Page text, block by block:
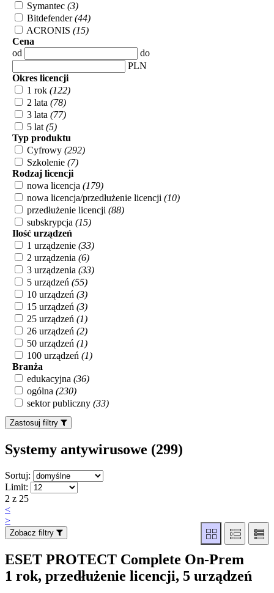
Symantec (3)
Bitdefender(44)
ACRONIS (15)
Cena
od
do
PLN
Okres licencji
1 rok (122)
2 lata (78)
3 lata (77)
5 lat (5)
Typ produktu
Cyfrowy (292)
Szkolenie (7)
Rodzaj licencji
nowa licencja (179)
nowa licencja/przedłużenie licencji (10)
przedłużenie licencji (88)
subskrypcja (15)
Ilość urządzeń
1 urządzenie (33)
2 urządzenia (6)
3 urządzenia (33)
5 urządzeń (55)
10 urządzeń (3)
15 urządzeń (3)
25 urządzeń (1)
26 urządzeń (2)
50 urządzeń (1)
100 urządzeń (1)
Branża
edukacyjna (36)
ogólna (230)
sektor publiczny (33)
Zastosuj filtry
Systemy antywirusowe (299)
Sortuj:
Limit:
2 z 25
<
>
Zobacz filtry
ESET PROTECT Complete On-Prem
1 rok, przedłużenie licencji, 5 urządzeń